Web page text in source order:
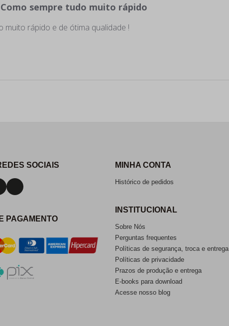
Como sempre tudo muito rápido
muito rápido e de ótima qualidade !
SOCIAIS
PAGAMENTO
MINHA CONTA
Histórico de pedidos
INSTITUCIONAL
Sobre Nós
Perguntas frequentes
Políticas de segurança, troca e entrega
Políticas de privacidade
Prazos de produção e entrega
E-books para download
Acesse nosso blog